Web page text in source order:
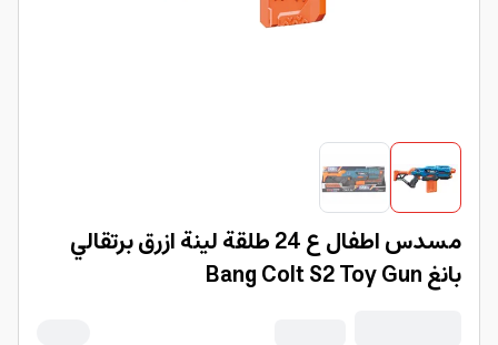
مسدس اطفال ع 24 طلقة لينة ازرق برتقالي
بانغ Bang Colt S2 Toy Gun